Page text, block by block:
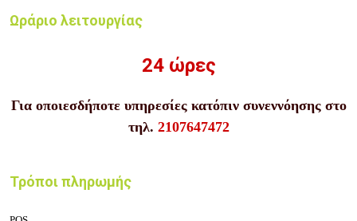
Ωράριο λειτουργίας
24 ώρες
Για οποιεσδήποτε υπηρεσίες κατόπιν συνεννόησης στο
τηλ. 2107647472
Τρόποι πληρωμής